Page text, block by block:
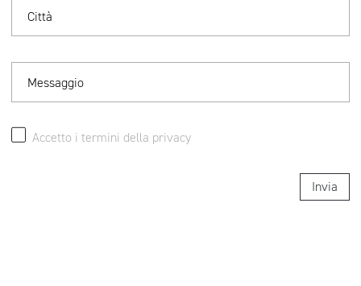
Città
Messaggio
Accetto i termini della privacy
Invia